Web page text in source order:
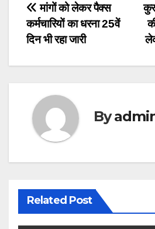
Post
navigation
मांगों को लेकर पैक्स
कर्मचारियों का धरना 25वें
दिन भी रहा जारी
By
Related Post